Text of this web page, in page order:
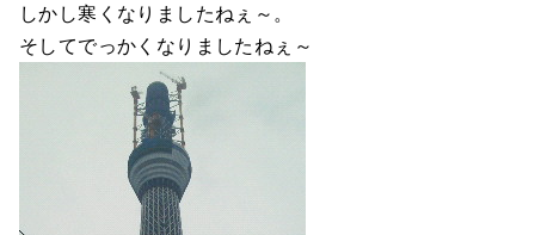
しかし寒くなりましたねぇ～。
そしてでっかくなりましたねぇ～